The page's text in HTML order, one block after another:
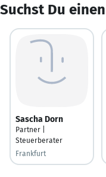
Suchst Du
Sascha Dorn
Partner |
Steuerberater
Frankfurt